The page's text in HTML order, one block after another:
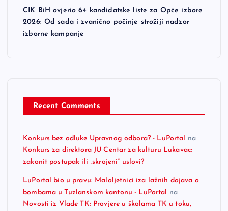
o
CIK BiH ovjerio 64 kandidatske liste za Opće izbore
2026: Od sada i zvanično počinje strožiji nadzor
izborne kampanje
Recent Comments
Konkurs bez odluke Upravnog odbora? - LuPortal
na
Konkurs za direktora JU Centar za kulturu Lukavac:
zakonit postupak ili „skrojeni“ uslovi?
LuPortal bio u pravu: Maloljetnici iza lažnih dojava o
bombama u Tuzlanskom kantonu - LuPortal
na
Novosti iz Vlade TK: Provjere u školama TK u toku,